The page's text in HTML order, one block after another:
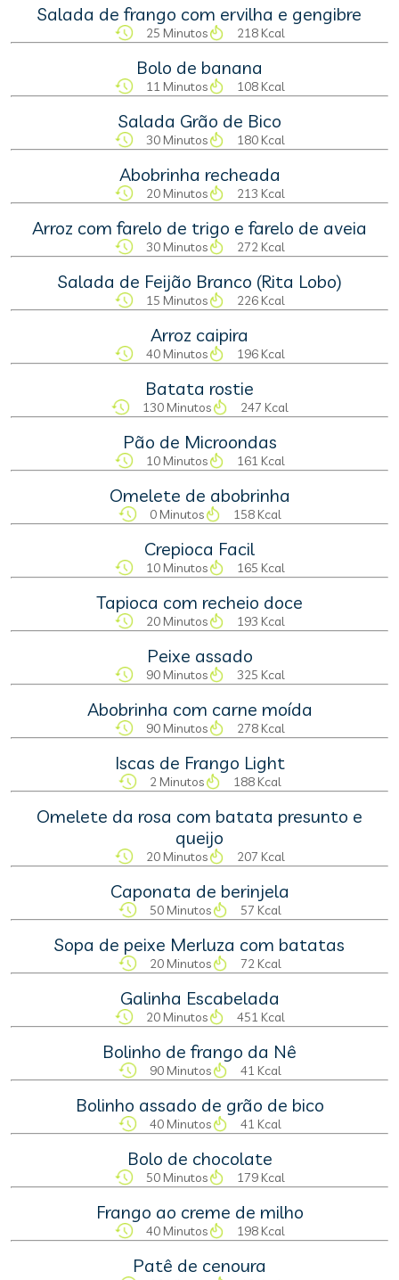
Salada de frango com ervilha e gengibre
25 Minutos 218 Kcal
Bolo de banana
11 Minutos 108 Kcal
Salada Grão de Bico
30 Minutos 180 Kcal
Abobrinha recheada
20 Minutos 213 Kcal
Arroz com farelo de trigo e farelo de aveia
30 Minutos 272 Kcal
Salada de Feijão Branco (Rita Lobo)
15 Minutos 226 Kcal
Arroz caipira
40 Minutos 196 Kcal
Batata rostie
130 Minutos 247 Kcal
Pão de Microondas
10 Minutos 161 Kcal
Omelete de abobrinha
0 Minutos 158 Kcal
Crepioca Facil
10 Minutos 165 Kcal
Tapioca com recheio doce
20 Minutos 193 Kcal
Peixe assado
90 Minutos 325 Kcal
Abobrinha com carne moída
90 Minutos 278 Kcal
Iscas de Frango Light
2 Minutos 188 Kcal
Omelete da rosa com batata presunto e
queijo
20 Minutos 207 Kcal
Caponata de berinjela
50 Minutos 57 Kcal
Sopa de peixe Merluza com batatas
20 Minutos 72 Kcal
Galinha Escabelada
20 Minutos 451 Kcal
Bolinho de frango da Nê
90 Minutos 41 Kcal
Bolinho assado de grão de bico
40 Minutos 41 Kcal
Bolo de chocolate
50 Minutos 179 Kcal
Frango ao creme de milho
40 Minutos 198 Kcal
Patê de cenoura